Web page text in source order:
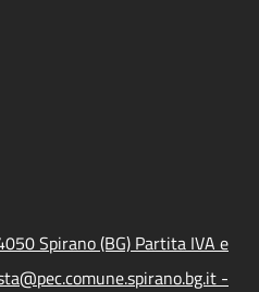
Spirano (BG) Partita IVA e
-